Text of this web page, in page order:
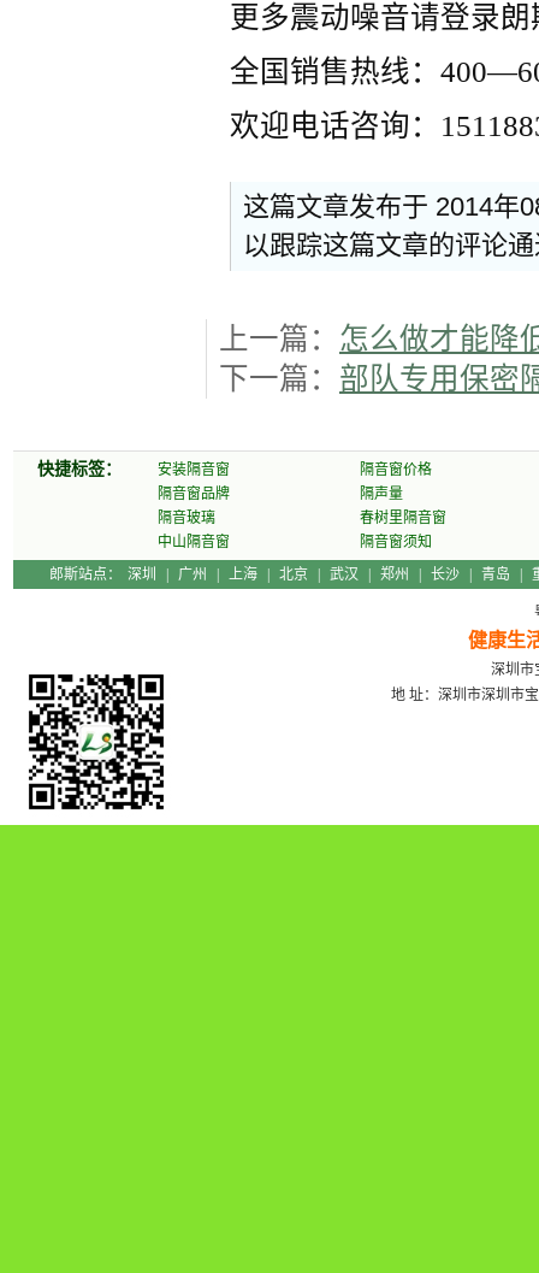
更多震动噪音请登录
全国销售热线：
欢迎电话咨询：
这篇文章发布于 2014年
以跟踪这篇文章的评论
上一篇： 怎么做才能降
下一篇： 部队专用保密
快捷标签： 安装隔音窗
隔音窗价格
隔音窗品牌
隔声量
隔音玻璃
春树里隔音窗
中山隔音窗
隔音窗须知
郎斯站点：
深圳 | 广州 | 上海 | 北京 | 武汉 | 郑州 | 长沙 | 青岛 |
健康生
深圳市
地 址：深圳市深圳市